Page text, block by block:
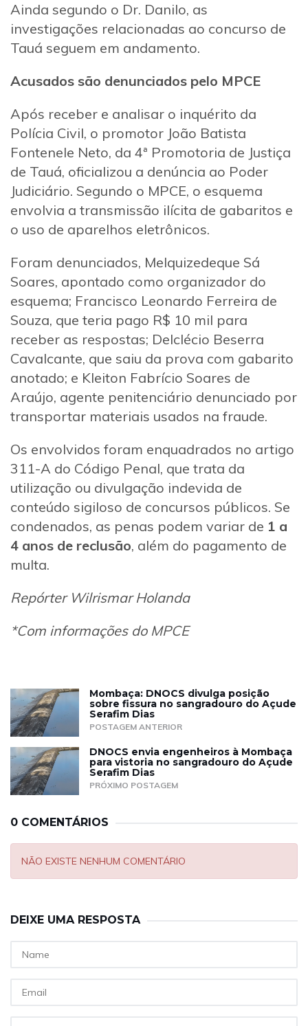
Ainda segundo o Dr. Danilo, as
investigações relacionadas ao concurso de
Tauá seguem em andamento.
Acusados são denunciados pelo MPCE
Após receber e analisar o inquérito da
Polícia Civil, o promotor João Batista
Fontenele Neto, da 4ª Promotoria de Justiça
de Tauá, oficializou a denúncia ao Poder
Judiciário. Segundo o MPCE, o esquema
envolvia a transmissão ilícita de gabaritos e
o uso de aparelhos eletrônicos.
Foram denunciados, Melquizedeque Sá
Soares, apontado como organizador do
esquema; Francisco Leonardo Ferreira de
Souza, que teria pago R$ 10 mil para
receber as respostas; Delclécio Beserra
Cavalcante, que saiu da prova com gabarito
anotado; e Kleiton Fabrício Soares de
Araújo, agente penitenciário denunciado por
transportar materiais usados na fraude.
Os envolvidos foram enquadrados no artigo
311-A do Código Penal, que trata da
utilização ou divulgação indevida de
conteúdo sigiloso de concursos públicos. Se
condenados, as penas podem variar de 1 a
4 anos de reclusão, além do pagamento de
multa.
Repórter Wilrismar Holanda
*Com informações do MPCE
Mombaça: DNOCS divulga posição
sobre fissura no sangradouro do Açude
Serafim Dias
POSTAGEM ANTERIOR
DNOCS envia engenheiros à Mombaça
para vistoria no sangradouro do Açude
Serafim Dias
PRÓXIMO POSTAGEM
0 COMENTÁRIOS
NÃO EXISTE NENHUM COMENTÁRIO
DEIXE UMA RESPOSTA